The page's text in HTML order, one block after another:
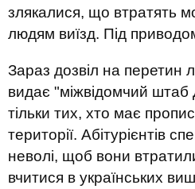
злякалися, що втратять
людям виїзд. Під
Зараз дозвіл на перетин
видає "міжвідомчий штаб
тільки тих, хто має
території. Абітурієнтів
неволі, щоб вони
вчитися в українських